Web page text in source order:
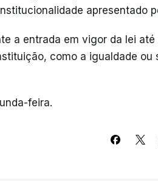
apresentado
a entrada em vigor da lei até
como a igualdade ou
feira.